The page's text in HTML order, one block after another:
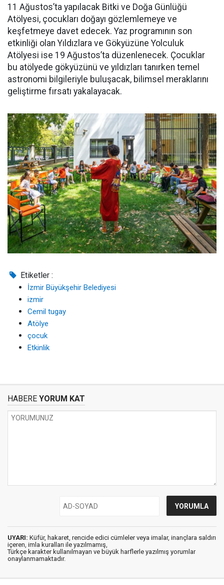
11 Ağustos’ta yapılacak Bitki ve Doğa Günlüğü
Atölyesi, çocukları doğayı gözlemlemeye ve
keşfetmeye davet edecek. Yaz programının son
etkinliği olan Yıldızlara ve Gökyüzüne Yolculuk
Atölyesi ise 19 Ağustos’ta düzenlenecek. Çocuklar
bu atölyede gökyüzünü ve yıldızları tanırken temel
astronomi bilgileriyle buluşacak, bilimsel meraklarını
geliştirme fırsatı yakalayacak.
Etiketler :
İzmir Büyükşehir Belediyesi
izmir
Cemil tugay
Atölye
çocuk
Etkinlik
HABERE YORUM KAT
UYARI: Küfür, hakaret, rencide edici cümleler veya imalar, inançlara saldırı
içeren, imla kuralları ile yazılmamış,
Türkçe karakter kullanılmayan ve büyük harflerle yazılmış yorumlar
onaylanmamaktadır.